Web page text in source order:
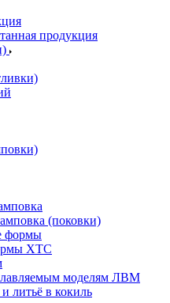
продукция
(поковки)
формы
ХТС
моделям ЛВМ
литьё в кокиль